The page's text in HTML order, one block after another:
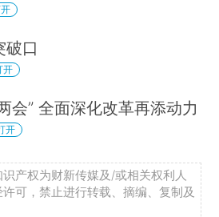
破口
开
会” 全面深化改革再添动力
开
产权为财新传媒及/或相关权利人
可，禁止进行转载、摘编、复制及